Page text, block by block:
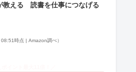
教える 読書を仕事につなげる
時点 | Amazon調べ）